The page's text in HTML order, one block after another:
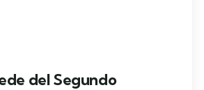
del Segundo